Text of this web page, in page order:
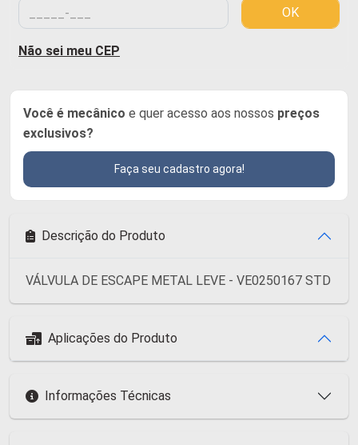
OK
Não sei meu CEP
Você é mecânico e quer acesso aos nossos preços
exclusivos?
Faça seu cadastro agora!
Descrição do Produto
VÁLVULA DE ESCAPE METAL LEVE - VE0250167 STD
Aplicações do Produto
Informações Técnicas